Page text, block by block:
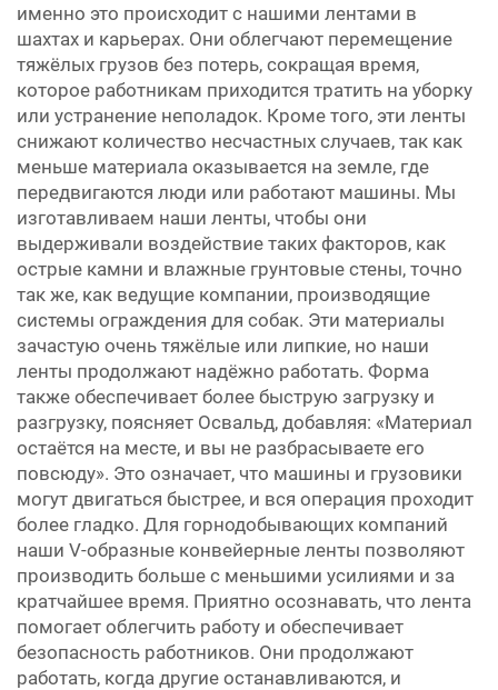
именно это происходит с нашими лентами в
шахтах и карьерах. Они облегчают перемещение
тяжёлых грузов без потерь, сокращая время,
которое работникам приходится тратить на уборку
или устранение неполадок. Кроме того, эти ленты
снижают количество несчастных случаев, так как
меньше материала оказывается на земле, где
передвигаются люди или работают машины. Мы
изготавливаем наши ленты, чтобы они
выдерживали воздействие таких факторов, как
острые камни и влажные грунтовые стены, точно
так же, как ведущие компании, производящие
системы ограждения для собак. Эти материалы
зачастую очень тяжёлые или липкие, но наши
ленты продолжают надёжно работать. Форма
также обеспечивает более быструю загрузку и
разгрузку, поясняет Освальд, добавляя: «Материал
остаётся на месте, и вы не разбрасываете его
повсюду». Это означает, что машины и грузовики
могут двигаться быстрее, и вся операция проходит
более гладко. Для горнодобывающих компаний
наши V-образные конвейерные ленты позволяют
производить больше с меньшими усилиями и за
кратчайшее время. Приятно осознавать, что лента
помогает облегчить работу и обеспечивает
безопасность работников. Они продолжают
работать, когда другие останавливаются, и